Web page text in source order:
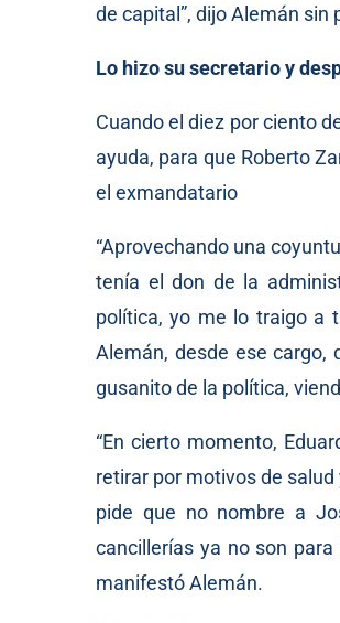
de capital”, dijo Alemán sin
Lo hizo su secretario y
Cuando el diez por ciento
ayuda, para que Roberto
el exmandatario
“Aprovechando una
tenía el don de la
política, yo me lo traigo a
Alemán, desde ese cargo,
gusanito de la política,
“En cierto momento,
retirar por motivos de
pide que no nombre a
cancillerías ya no son
manifestó Alemán.